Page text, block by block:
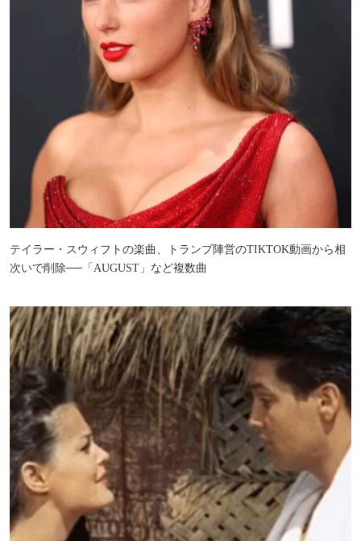
テイラー・スウィフトの楽曲、トランプ陣営のTIKTOK動画から相
次いで削除──「AUGUST」など複数曲